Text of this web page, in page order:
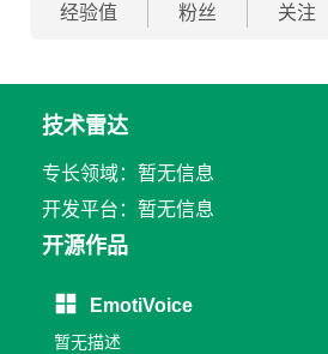
经验值 粉丝 关注
技术雷达
专长领域：暂无信息
开发平台：暂无信息
开源作品
EmotiVoice
暂无描述